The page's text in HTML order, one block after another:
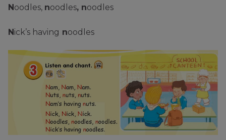
Noodles, noodles, noodles
Nick’s having noodles